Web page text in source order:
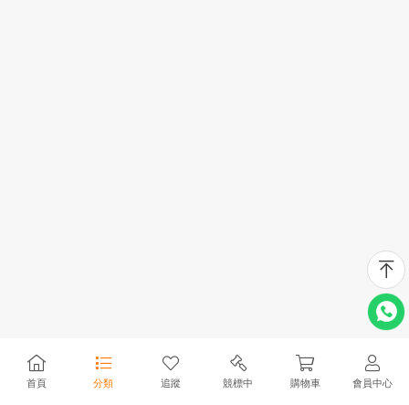
首頁 分類 追蹤 競標中 購物車 會員中心